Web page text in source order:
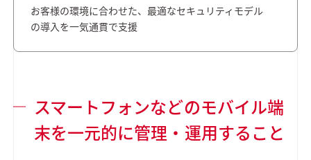
お客様の環境に合わせた、最適なセキュリティモデル
の導入を一気通貫で支援
スマートフォンなどのモバイル端
末を一元的に管理・運用すること